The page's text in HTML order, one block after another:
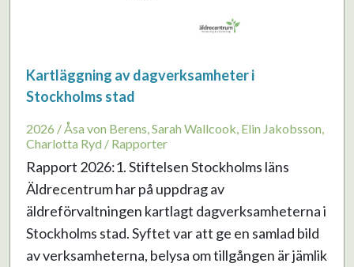
Kartläggning av dagverksamheter i
Stockholms stad
2026 / Åsa von Berens, Sarah Wallcook, Elin Jakobsson,
Charlotta Ryd / Rapporter
Rapport 2026:1. Stiftelsen Stockholms läns
Äldrecentrum har på uppdrag av
äldreförvaltningen kartlagt dagverksamheterna i
Stockholms stad. Syftet var att ge en samlad bild
av verksamheterna, belysa om tillgången är jämlik